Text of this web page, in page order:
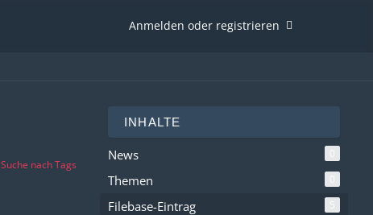
Anmelden oder registrieren
Suche nach Tags
INHALTE
News
Themen
Filebase-Eintrag